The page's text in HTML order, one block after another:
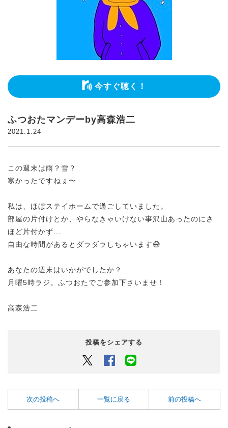
今すぐ聴く！
ふつおたマンデーby高森浩二
2021.1.24
この週末は雨？雪？
寒かったですねぇ〜
私は、ほぼステイホームで過ごしていました。
部屋の片付けとか、やらなきゃいけない事沢山あったのにさ
ほど片付かず…
自由な時間があるとダラダラしちゃいます😅
あなたの週末はいかがでしたか？
月曜5時ラジ。ふつおたでご参加下さいませ！
高森浩二
投稿をシェアする
Twitter Facebook
次の投稿へ 一覧に戻る 前の投稿へ